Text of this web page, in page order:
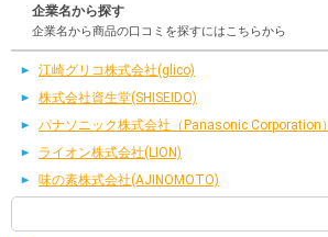
企業名から探す
企業名から商品の口コミを探すにはこちらから
江崎グリコ株式会社(glico)
株式会社資生堂(SHISEIDO)
パナソニック株式会社（Panasonic Corporation）
ライオン株式会社(LION)
味の素株式会社(AJINOMOTO)